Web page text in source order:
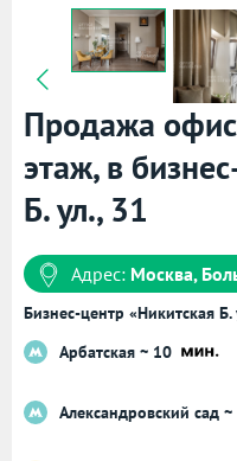
Продажа
этаж, в
Б. ул., 31
Адрес: Москва,
Бизнес-центр «Никитская Б.
Арбатская ~ 10
Александровский сад ~